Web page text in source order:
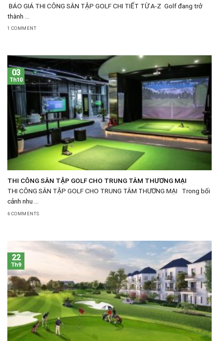
BÁO GIÁ THI CÔNG SÂN TẬP GOLF CHI TIẾT TỪ A-Z Golf đang trở
thành ...
1 COMMENT
THI CÔNG SÂN TẬP GOLF CHO TRUNG TÂM THƯƠNG MẠI
THI CÔNG SÂN TẬP GOLF CHO TRUNG TÂM THƯƠNG MẠI Trong bối
cảnh nhu ...
6 COMMENTS
03
Th10
22
Th9